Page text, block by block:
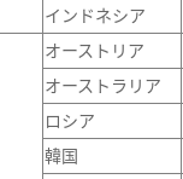
インドネシア
オーストリア
オーストラリア
ロシア
韓国